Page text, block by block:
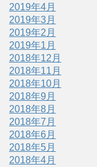
2019年4月
2019年3月
2019年2月
2019年1月
2018年12月
2018年11月
2018年10月
2018年9月
2018年8月
2018年7月
2018年6月
2018年5月
2018年4月